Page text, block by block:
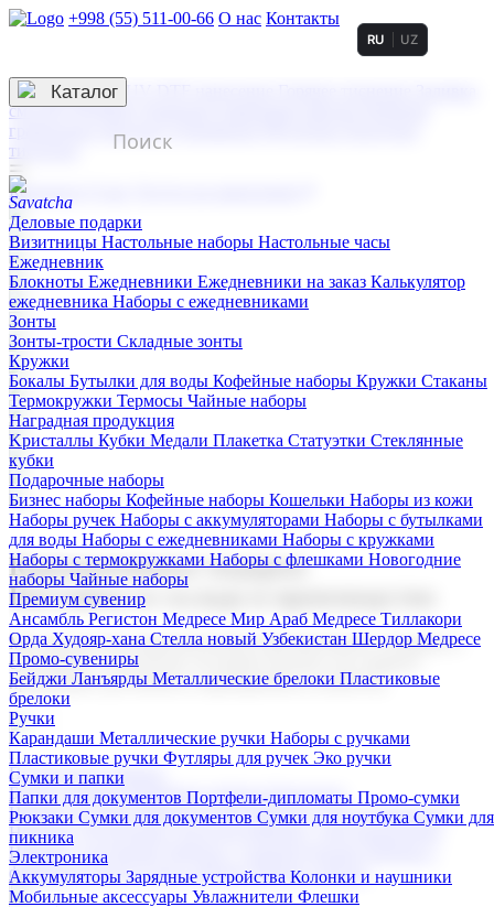
+998 (55) 511-00-66 О нас Контакты
3D гравировка
смолой (Doming)
гравировка твердая
тиснение
RU UZ
☰
Контакты
Каталог
Деловые подарки
Визитницы Настольные наборы Настольные часы
Ежедневник
Блокноты Ежедневники Ежедневники на заказ Калькулятор
ежедневника Наборы с ежедневниками
Зонты
Зонты-трости Складные зонты
Кружки
Бокалы Бутылки для воды Кофейные наборы Кружки Стаканы
Термокружки Термосы Чайные наборы
Наградная продукция
Kристаллы Кубки Медали Плакетка Статуэтки Стеклянные
кубки
Подарочные наборы
Бизнес наборы Кофейные наборы Кошельки Наборы из кожи
Наборы ручек Наборы с аккумуляторами Наборы с бутылками
для воды Наборы с ежедневниками Наборы с кружками
Наборы с термокружками Наборы с флешками Новогодние
наборы Чайные наборы
Премиум сувенир
Ансамбль Регистон Медресе Мир Араб Медресе Тиллакори
Орда Худояр-хана Стелла новый Узбекистан Шердор Медресе
Промо-сувениры
Бейджи Ланъярды Металлические брелоки Пластиковые
брелоки
Ручки
Карандаши Металлические ручки Наборы с ручками
Пластиковые ручки Футляры для ручек Эко ручки
Сумки и папки
Папки для документов Портфели-дипломаты Промо-сумки
Рюкзаки Сумки для документов Сумки для ноутбука Сумки для
пикника
Электроника
Аккумуляторы Зарядные устройства Колонки и наушники
Мобильные аксессуары Увлажнители Флешки
Корпоративные подарки
Поставка со склада и производство
Мы предлагаем широкий выбор корпоративных подарков и
сувениров с логотипом. В нашем каталоге вы найдете
продукцию для бизнеса, мероприятия и клиентов.
Подарочные наборы
Бизнес наборыКофейные наборы Кошельки
Наборы из кожиНаборы ручекНаборы с аккумуляторами
Наборы с бутылками для воды
Наборы с ежедневниками
Наборы с кружками
флешкамиНовогодние наборыЧайные наборы